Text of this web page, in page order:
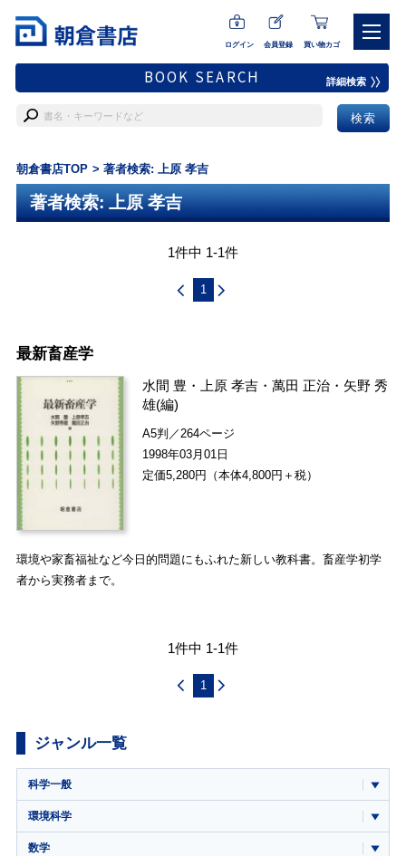
ログイン 会員登録 買い物カゴ
BOOK SEARCH 詳細検索
朝倉書店TOP 著者検索: 上原 孝吉
著者検索: 上原 孝吉
1件中 1-1件
1
最新畜産学
水間 豊 ・ 上原 孝吉 ・萬田 正治 ・ 矢野 秀
雄(編)
A5判／264ページ
1998年03月01日
定価5,280円（本体4,800円＋税）
環境や家畜福祉など今日的問題にもふれた新しい教科書。畜産学初学
者から実務者まで。
1件中 1-1件
1
ジャンル一覧
科学一般
環境科学
数学